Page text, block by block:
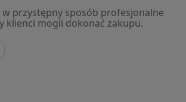
w przystępny sposób profesjonalne
klienci mogli dokonać zakupu.